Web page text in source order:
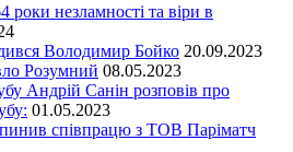
незламності та віри в
Володимир Бойко 20.09.2023
Розумний 08.05.2023
Андрій Санін розповів про
01.05.2023
співпрацю з ТОВ Паріматч